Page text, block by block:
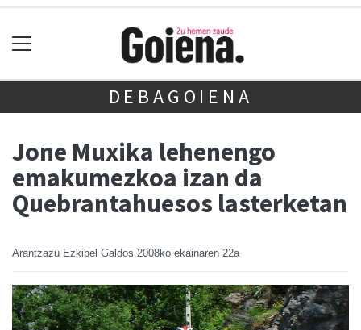
DEBAGOIENA
Jone Muxika lehenengo
emakumezkoa izan da
Quebrantahuesos lasterketan
Arantzazu Ezkibel Galdos 2008ko ekainaren 22a